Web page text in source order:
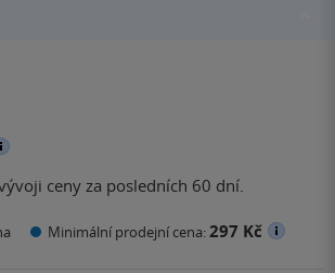
ceny za posledních 60 dní.
Minimální prodejní cena:297 Kč